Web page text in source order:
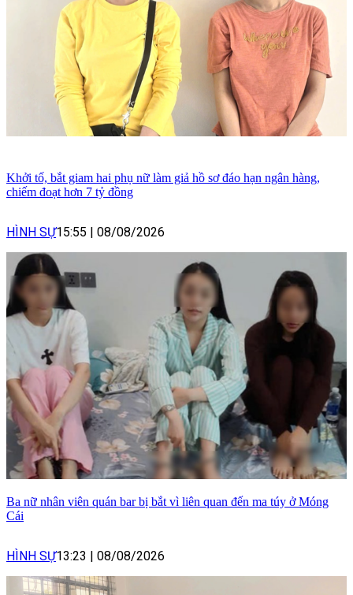
Khởi tố, bắt giam hai phụ nữ làm giả hồ sơ đáo hạn ngân hàng,
chiếm đoạt hơn 7 tỷ đồng
HÌNH SỰ15:55 08/08/2026
Ba nữ nhân viên quán bar bị bắt vì liên quan đến ma túy ở Móng
Cái
HÌNH SỰ13:23 08/08/2026